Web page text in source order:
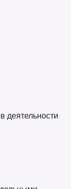
деятельности